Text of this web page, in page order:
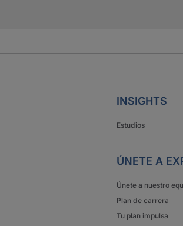
INSIGHTS
Estudios
ÚNETE A
Únete a nuestro
Plan de carrera
Tu plan impulsa